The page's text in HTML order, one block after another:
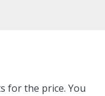
for the price. You